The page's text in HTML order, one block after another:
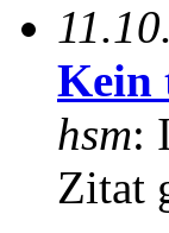
Kein
hsm:
Zitat